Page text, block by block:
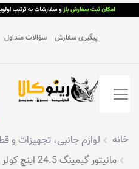
پیگیری سفارش سؤالات متداول
خانه لوازم جانبی، تجهیزات و
مانیتور گیمینگ 24.5 اینچ کولر مستر مدل GA2501